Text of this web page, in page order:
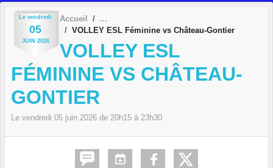
Le vendredi
05
JUIN 2026
Accueil
VOLLEY ESL Féminine vs Château-Gontier
VOLLEY ESL
FÉMININE VS CHÂTEAU-
GONTIER
Le vendredi 05 juin 2026 de 20h15 à 23h30